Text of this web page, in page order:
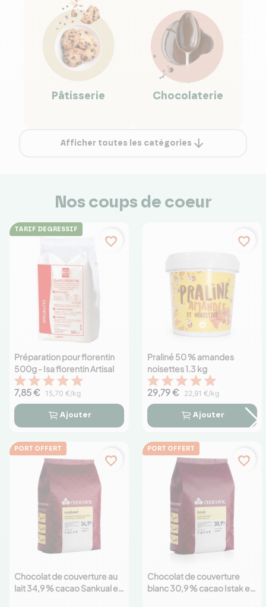
pâtisserie chocolaterie
Afficher toutes les catégories
Nos coups de coeur
TARIF DEGRESSIF
favorite_border
Préparation pour florentin
500g - Isa florentin Artisal
7,85 € 15,70 €/kg
 
Ajouter
favorite_border
Praliné 50 % amandes
noisettes 1.3 kg
29,79 € 22,91 €/kg
 
Ajouter
PORT OFFERT
favorite_border
Chocolat de couverture au
lait 34,9 % cacao Sankual en
PORT OFFERT
favorite_border
Chocolat de couverture
blanc 30,9 % cacao Istak en